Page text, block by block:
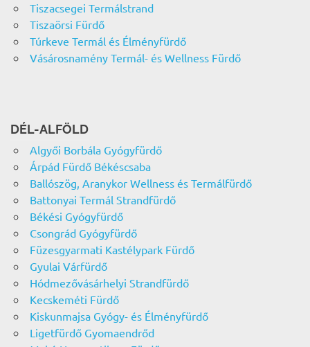
Tiszacsegei Termálstrand
Tiszaörsi Fürdő
Túrkeve Termál és Élményfürdő
Vásárosnamény Termál- és Wellness Fürdő
DÉL-ALFÖLD
Algyői Borbála Gyógyfürdő
Árpád Fürdő Békéscsaba
Ballószög, Aranykor Wellness és Termálfürdő
Battonyai Termál Strandfürdő
Békési Gyógyfürdő
Csongrád Gyógyfürdő
Füzesgyarmati Kastélypark Fürdő
Gyulai Várfürdő
Hódmezővásárhelyi Strandfürdő
Kecskeméti Fürdő
Kiskunmajsa Gyógy- és Élményfürdő
Ligetfürdő Gyomaendrőd